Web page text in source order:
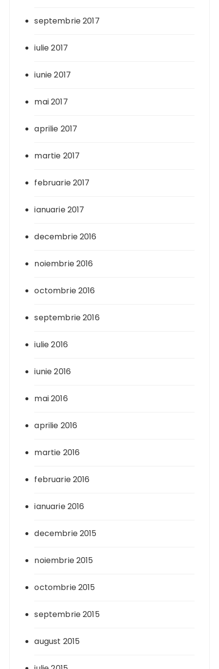
septembrie 2017
iulie 2017
iunie 2017
mai 2017
aprilie 2017
martie 2017
februarie 2017
ianuarie 2017
decembrie 2016
noiembrie 2016
octombrie 2016
septembrie 2016
iulie 2016
iunie 2016
mai 2016
aprilie 2016
martie 2016
februarie 2016
ianuarie 2016
decembrie 2015
noiembrie 2015
octombrie 2015
septembrie 2015
august 2015